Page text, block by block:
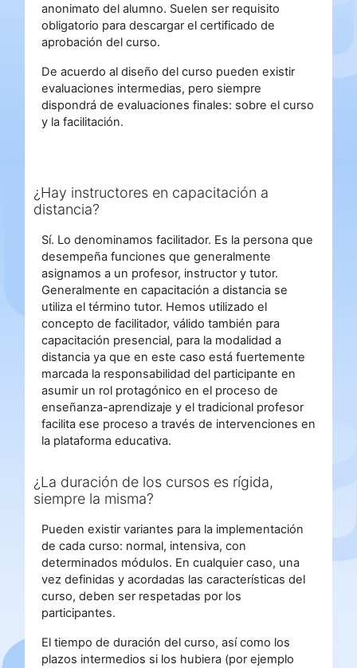
anonimato del alumno. Suelen ser requisito
obligatorio para descargar el certificado de
aprobación del curso.
De acuerdo al diseño del curso pueden existir
evaluaciones intermedias, pero siempre
dispondrá de evaluaciones finales: sobre el curso
y la facilitación.
¿Hay instructores en capacitación a
distancia?
Sí. Lo denominamos facilitador. Es la persona que
desempeña funciones que generalmente
asignamos a un profesor, instructor y tutor.
Generalmente en capacitación a distancia se
utiliza el término tutor. Hemos utilizado el
concepto de facilitador, válido también para
capacitación presencial, para la modalidad a
distancia ya que en este caso está fuertemente
marcada la responsabilidad del participante en
asumir un rol protagónico en el proceso de
enseñanza-aprendizaje y el tradicional profesor
facilita ese proceso a través de intervenciones en
la plataforma educativa.
¿La duración de los cursos es rígida,
siempre la misma?
Pueden existir variantes para la implementación
de cada curso: normal, intensiva, con
determinados módulos. En cualquier caso, una
vez definidas y acordadas las características del
curso, deben ser respetadas por los
participantes.
El tiempo de duración del curso, así como los
plazos intermedios si los hubiera (por ejemplo